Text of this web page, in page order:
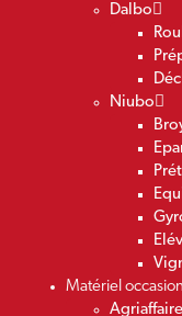
Dalbo
Niubo
Matériel occasion